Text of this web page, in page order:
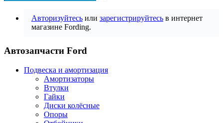
Авторизуйтесь или зарегистрируйтесь в интернет
магазине Fording.
Автозапчасти Ford
Подвеска и амортизация
Амортизаторы
Втулки
Гайки
Диски колёсные
Опоры